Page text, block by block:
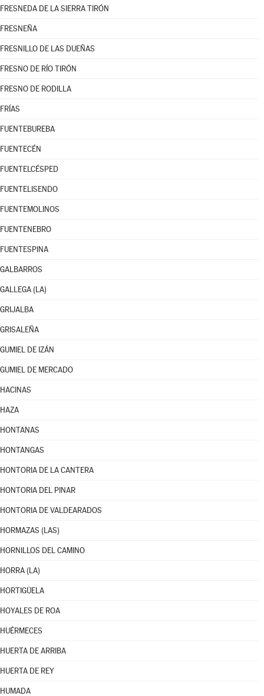
FRESNEDA DE LA SIERRA TIRÓN
FRESNEÑA
FRESNILLO DE LAS DUEÑAS
FRESNO DE RÍO TIRÓN
FRESNO DE RODILLA
FRÍAS
FUENTEBUREBA
FUENTECÉN
FUENTELCÉSPED
FUENTELISENDO
FUENTEMOLINOS
FUENTENEBRO
FUENTESPINA
GALBARROS
GALLEGA (LA)
GRIJALBA
GRISALEÑA
GUMIEL DE IZÁN
GUMIEL DE MERCADO
HACINAS
HAZA
HONTANAS
HONTANGAS
HONTORIA DE LA CANTERA
HONTORIA DEL PINAR
HONTORIA DE VALDEARADOS
HORMAZAS (LAS)
HORNILLOS DEL CAMINO
HORRA (LA)
HORTIGÜELA
HOYALES DE ROA
HUÉRMECES
HUERTA DE ARRIBA
HUERTA DE REY
HUMADA